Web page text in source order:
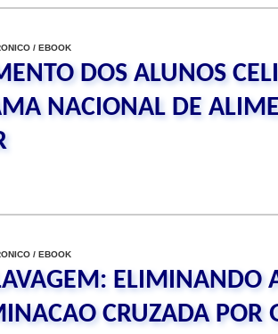
/ EBOOK
DOS ALUNOS
NACIONAL DE
/ EBOOK
ELIMINANDO
CRUZADA POR